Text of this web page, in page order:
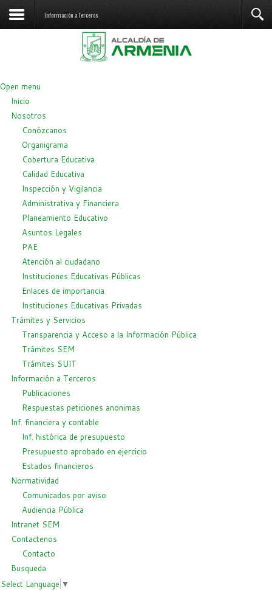
Información a Terceros
Open menu
Inicio
Nosotros
Conózcanos
Organigrama
Cobertura Educativa
Calidad Educativa
Inspección y Vigilancia
Administrativa y Financiera
Planeamiento Educativo
Asuntos Legales
PAE
Atención al ciudadano
Instituciones Educativas Públicas
Enlaces de importancia
Instituciones Educativas Privadas
Trámites y Servicios
Transparencia y Acceso a la Información Pública
Trámites SEM
Trámites SUIT
Información a Terceros
Publicaciones
Respuestas peticiones anonimas
Inf. financiera y contable
Inf. histórica de presupuesto
Presupuesto aprobado en ejercicio
Estados financieros
Normatividad
Comunicados por aviso
Audiencia Pública
Intranet SEM
Contactenos
Contacto
Busqueda
Select Language ▼